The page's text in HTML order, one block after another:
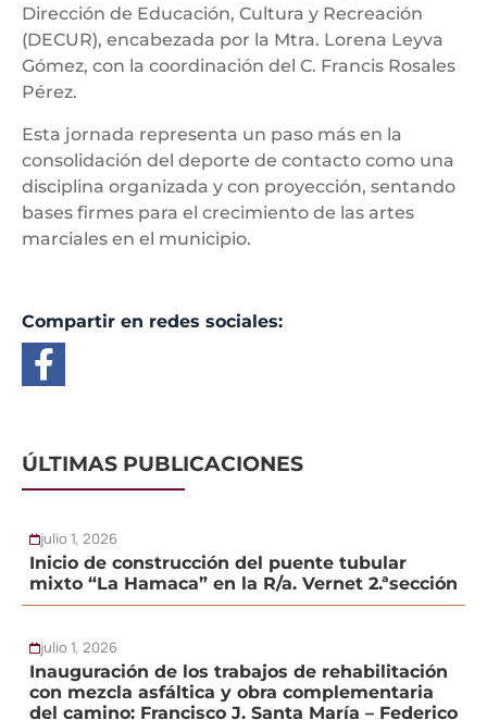
Dirección de Educación, Cultura y Recreación
(DECUR), encabezada por la Mtra. Lorena Leyva
Gómez, con la coordinación del C. Francis Rosales
Pérez.
Esta jornada representa un paso más en la
consolidación del deporte de contacto como una
disciplina organizada y con proyección, sentando
bases firmes para el crecimiento de las artes
marciales en el municipio.
Compartir en redes sociales:
ÚLTIMAS PUBLICACIONES
julio 1, 2026
Inicio de construcción del puente tubular
mixto “La Hamaca” en la R/a. Vernet 2.ªsección
julio 1, 2026
Inauguración de los trabajos de rehabilitación
con mezcla asfáltica y obra complementaria
del camino: Francisco J. Santa María – Federico